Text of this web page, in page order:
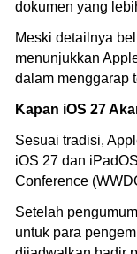
dokumen yang
Meski detailnya
menunjukkan
dalam menggarap
Kapan iOS 27
Sesuai tradisi,
iOS 27 dan
Conference
Setelah
untuk para